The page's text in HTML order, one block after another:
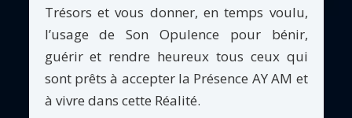
Trésors et vous donner, en temps voulu,
l’usage de Son Opulence pour bénir,
guérir et rendre heureux tous ceux qui
sont prêts à accepter la Présence AY AM et
à vivre dans cette Réalité.